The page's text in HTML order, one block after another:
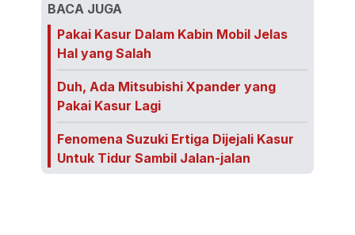
BACA JUGA
Pakai Kasur Dalam Kabin Mobil Jelas
Hal yang Salah
Duh, Ada Mitsubishi Xpander yang
Pakai Kasur Lagi
Fenomena Suzuki Ertiga Dijejali Kasur
Untuk Tidur Sambil Jalan-jalan